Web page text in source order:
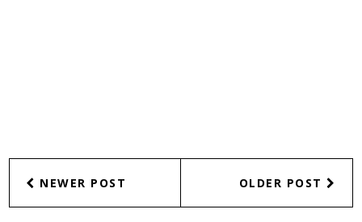
NEWER POST OLDER POST